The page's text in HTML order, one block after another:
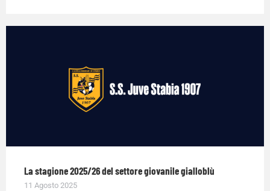
La stagione 2025/26 del settore giovanile gialloblù
11 Agosto 2025